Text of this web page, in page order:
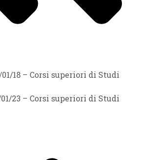
01/18 – Corsi superiori di Studi
01/23 – Corsi superiori di Studi